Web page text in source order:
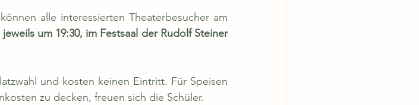
um 19:30, im Festsaal der Rudolf Steiner
und kosten keinen Eintritt. Für Speisen
zu decken, freuen sich die Schüler.